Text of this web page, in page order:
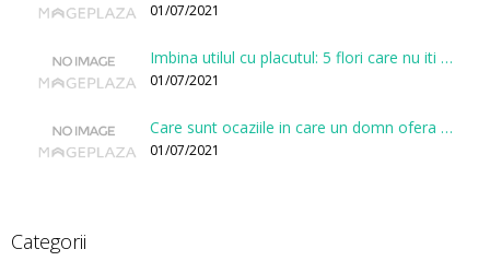
01/07/2021
Imbina utilul cu placutul: 5 flori care nu iti vor face gaura in buget
01/07/2021
Care sunt ocaziile in care un domn ofera flori?
01/07/2021
Categorii